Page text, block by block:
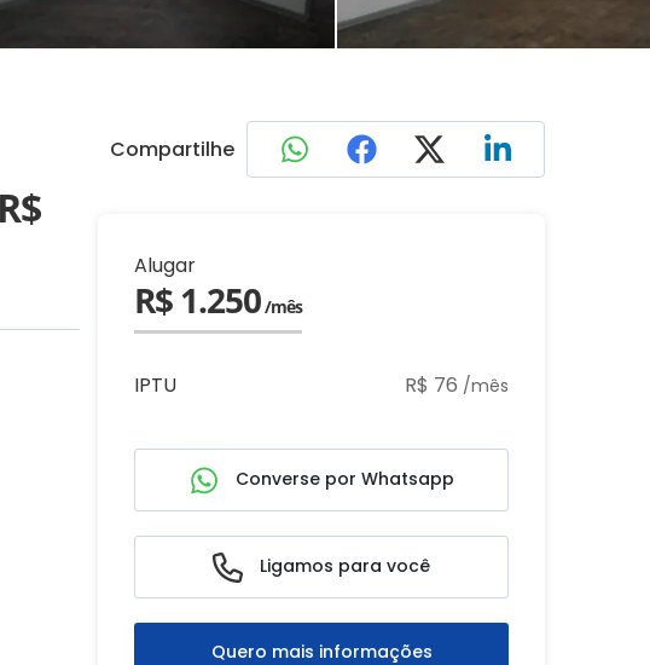
Compartilhe
Alugar
R$ 1.250/mês
IPTU R$ 76 /mês
Converse por Whatsapp
Ligamos para você
Quero mais informações